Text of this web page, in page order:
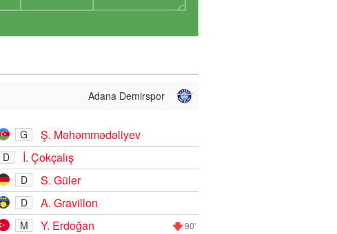
Adana Demirspor
G
Ş. Məhəmmədəliyev
D
İ. Çokçalış
D
S. Güler
D
A. Gravillon
M Y. Erdoğan 90'